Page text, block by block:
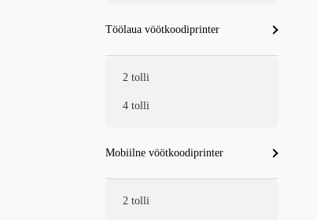
Töölaua vöötkoodiprinter
2 tolli
4 tolli
Mobiilne vöötkoodiprinter
2 tolli